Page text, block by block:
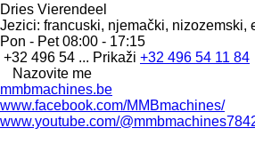
Dries Vierendeel
Jezici: francuski, njemački, nizozemski,
Pon - Pet08:00 - 17:15
+32 496 54 ... Prikaži +32 496 54 11 84
Nazovite me
mmbmachines.be
www.facebook.com/MMBmachines/
www.youtube.com/